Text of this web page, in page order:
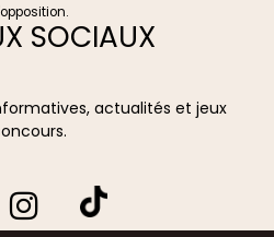
SOCIAUX
actualités et jeux